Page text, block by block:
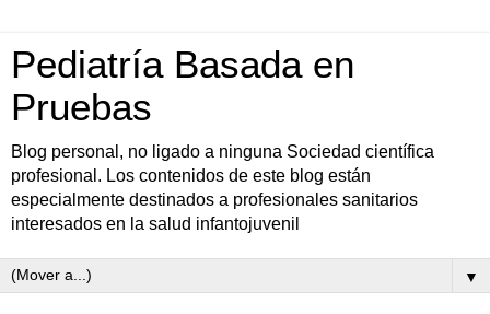
Pediatría Basada en
Pruebas
Blog personal, no ligado a ninguna Sociedad científica
profesional. Los contenidos de este blog están
especialmente destinados a profesionales sanitarios
interesados en la salud infantojuvenil
▼